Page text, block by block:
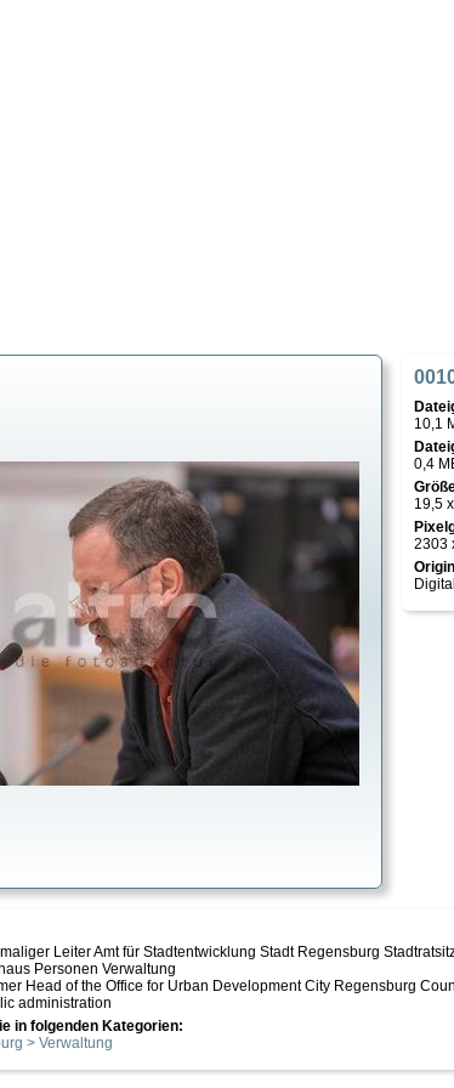
10,1
0,4
19,5
2303
Leiter Amt für Stadtentwicklung Stadt Regensburg
Personen Verwaltung
Head of the Office for Urban Development City Regensburg
administration
in folgenden Kategorien:
> Verwaltung